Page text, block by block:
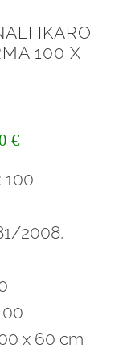
IKARO
100 X
€Il
attuale
100
2008,
x 60 cm